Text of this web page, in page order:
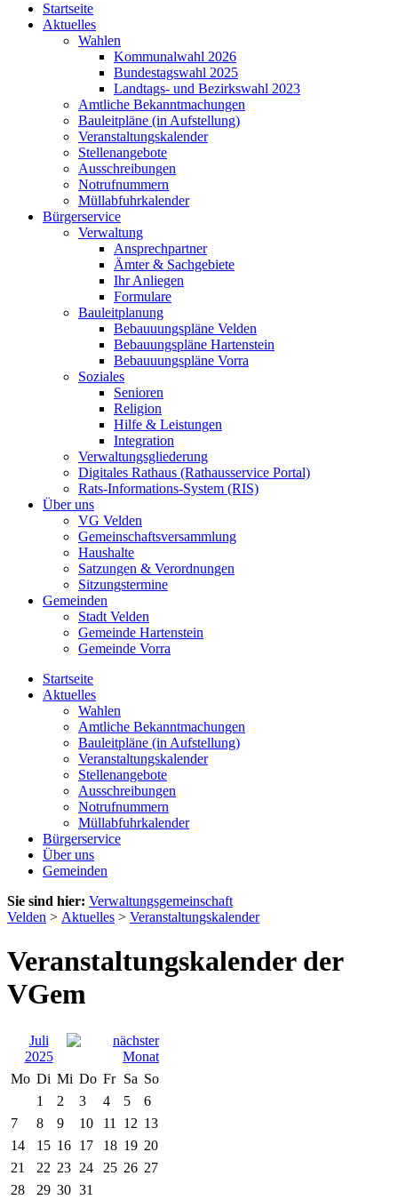
Startseite
Aktuelles
Wahlen
Kommunalwahl 2026
Bundestagswahl 2025
Landtags- und Bezirkswahl 2023
Amtliche Bekanntmachungen
Bauleitpläne (in Aufstellung)
Veranstaltungskalender
Stellenangebote
Ausschreibungen
Notrufnummern
Müllabfuhrkalender
Bürgerservice
Verwaltung
Ansprechpartner
Ämter & Sachgebiete
Ihr Anliegen
Formulare
Bauleitplanung
Bebauuungspläne Velden
Bebauungspläne Hartenstein
Bebauuungspläne Vorra
Soziales
Senioren
Religion
Hilfe & Leistungen
Integration
Verwaltungsgliederung
Digitales Rathaus (Rathausservice Portal)
Rats-Informations-System (RIS)
Über uns
VG Velden
Gemeinschaftsversammlung
Haushalte
Satzungen & Verordnungen
Sitzungstermine
Gemeinden
Stadt Velden
Gemeinde Hartenstein
Gemeinde Vorra
Startseite
Aktuelles
Wahlen
Amtliche Bekanntmachungen
Bauleitpläne (in Aufstellung)
Veranstaltungskalender
Stellenangebote
Ausschreibungen
Notrufnummern
Müllabfuhrkalender
Bürgerservice
Über uns
Gemeinden
Sie sind hier: Verwaltungsgemeinschaft
Velden > Aktuelles > Veranstaltungskalender
Veranstaltungskalender der
VGem
Juli
2025
Mo Di Mi Do Fr Sa So
1
2 3 4 5
6
7
8 9 10 11 12 13
14
15 16 17 18 19 20
21
22 23 24 25 26 27
28
29 30 31